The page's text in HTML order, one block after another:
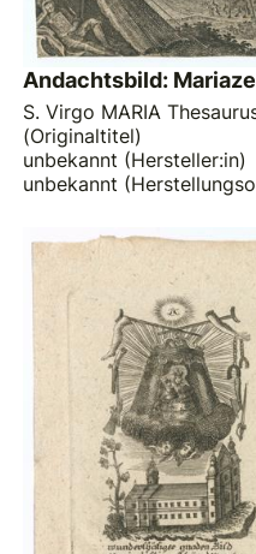
Andachtsbild:
S. Virgo MARIA
(Originaltitel)
unbekannt (Hersteller:in)
unbekannt